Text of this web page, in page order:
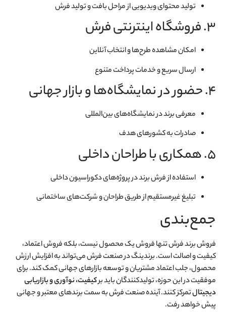
تولید محتوای ویدیویی از مراحل بافت و تولید فرش
۳. فروشگاه اینترنتی فرش
امکان مشاهده طرح‌ها و انتخاب آنلاین
ارسال سریع و خدمات پرداخت متنوع
۴. حضور در نمایشگاه‌ها و بازار جهانی
معرفی برند در نمایشگاه‌های بین‌المللی
صادرات به کشورهای هدف
۵. همکاری با طراحان داخلی
استفاده از فرش برند در پروژه‌های دکوراسیون داخلی
تبلیغ غیرمستقیم از طریق طراحان و شرکت‌های ساختمانی
جمع‌بندی
فروش برند فرش تنها فروش یک محصول نیست، بلکه فروش اعتماد،
کیفیت و اصالت است. برندینگ در صنعت فرش می‌تواند به افزایش ارزش
محصول، جلب اعتماد مشتریان و توسعه بازارهای جهانی کمک کند. برای
موفقیت در این حوزه، تولیدکنندگان باید برکیفیت، نوآوری و بازاریابی
دیجیتالتمرکز کنند. آینده صنعت فرش به سمت برندهای معتبر و جهانی
پیش خواهد رفت.